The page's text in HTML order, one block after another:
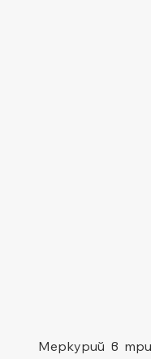
Меркурий в